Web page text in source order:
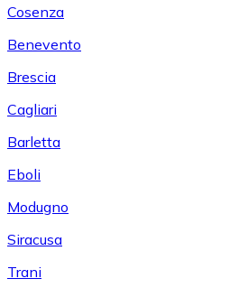
Cosenza
Benevento
Brescia
Cagliari
Barletta
Eboli
Modugno
Siracusa
Trani